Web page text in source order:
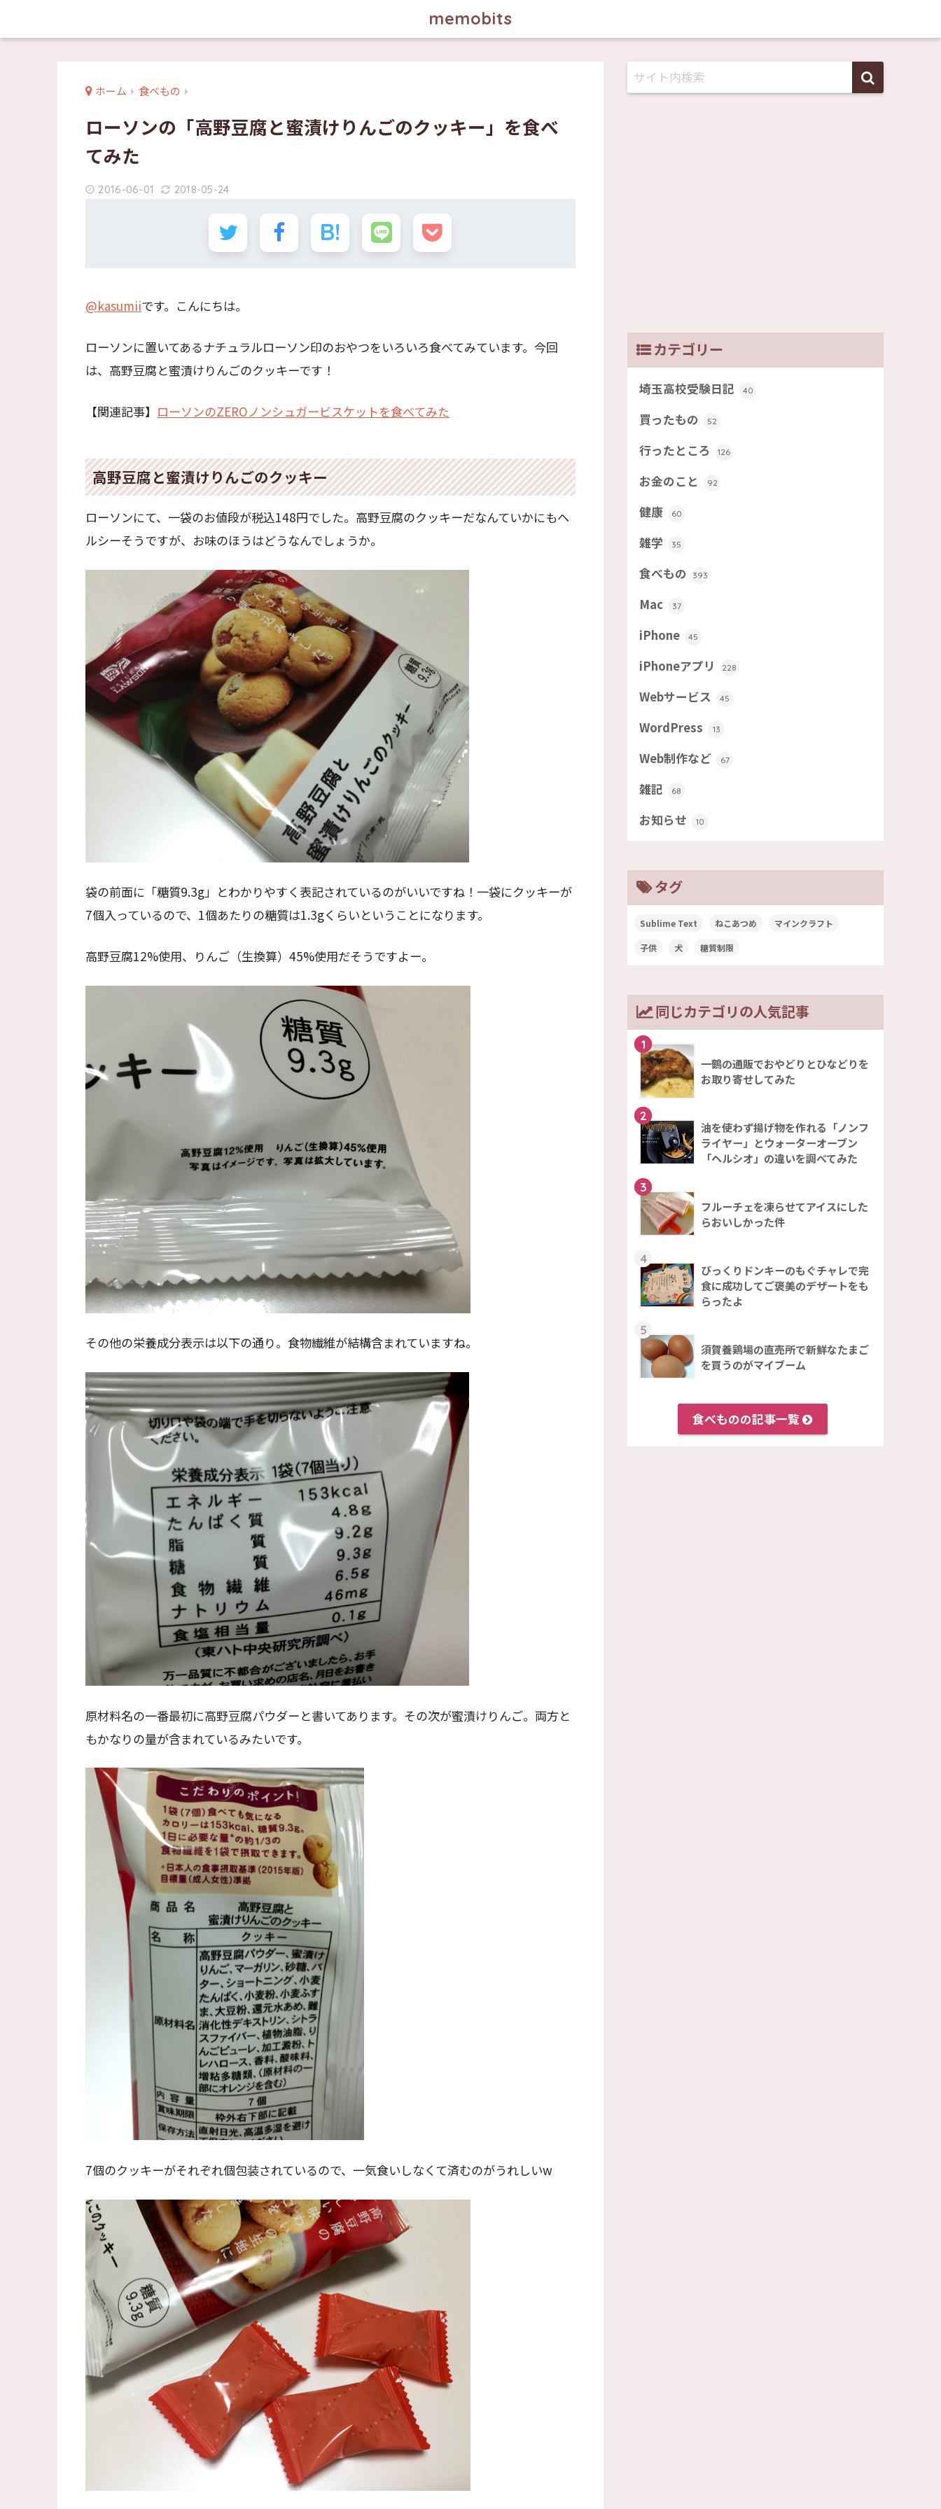
memobits
ホーム 食べもの
ローソンの「高野豆腐と蜜漬けりんごのクッキー」を食べ
てみた
2016-06-01 2018-05-24
@kasumiiです。こんにちは。
ローソンに置いてあるナチュラルローソン印のおやつをいろいろ食べてみています。今回
は、高野豆腐と蜜漬けりんごのクッキーです！
【関連記事】 ローソンのZEROノンシュガービスケットを食べてみた
高野豆腐と蜜漬けりんごのクッキー
ローソンにて、一袋のお値段が税込148円でした。高野豆腐のクッキーだなんていかにもヘ
ルシーそうですが、お味のほうはどうなんでしょうか。
袋の前面に「糖質9.3g」とわかりやすく表記されているのがいいですね！一袋にクッキーが
7個入っているので、1個あたりの糖質は1.3gくらいということになります。
高野豆腐12%使用、りんご（生換算）45%使用だそうですよー。
その他の栄養成分表示は以下の通り。食物繊維が結構含まれていますね。
原材料名の一番最初に高野豆腐パウダーと書いてあります。その次が蜜漬けりんご。両方と
もかなりの量が含まれているみたいです。
7個のクッキーがそれぞれ個包装されているので、一気食いしなくて済むのがうれしいw
カテゴリー
埼玉高校受験日記 40
買ったもの 52
行ったところ 126
お金のこと 92
健康 60
雑学 35
食べもの 393
Mac 37
iPhone 45
iPhoneアプリ 228
Webサービス 45
WordPress 13
Web制作など 67
雑記 68
お知らせ 10
タグ
Sublime Text ねこあつめ マインクラフト
子供 犬 糖質制限
同じカテゴリの人気記事
1
一鶴の通販でおやどりとひなどりを
お取り寄せしてみた
2
油を使わず揚げ物を作れる「ノンフ
ライヤー」とウォーターオーブン
「ヘルシオ」の違いを調べてみた
3
フルーチェを凍らせてアイスにした
らおいしかった件
4
びっくりドンキーのもぐチャレで完
食に成功してご褒美のデザートをも
らったよ
5
須賀養鶏場の直売所で新鮮なたまご
を買うのがマイブーム
食べものの記事一覧